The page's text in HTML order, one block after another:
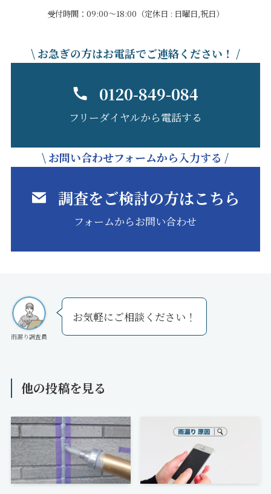
受付時間：09:00～18:00（定休日 : 日曜日,祝日）
\ お急ぎの方はお電話でご連絡ください！ /
0120-849-084
フリーダイヤルから電話する
\ お問い合わせフォームから入力する /
調査をご検討の方はこちら
フォームからお問い合わせ
雨漏り調査員
お気軽にご相談ください！
他の投稿を見る